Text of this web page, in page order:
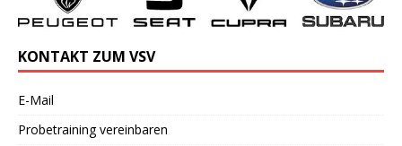
KONTAKT ZUM VSV
E-Mail
Probetraining vereinbaren